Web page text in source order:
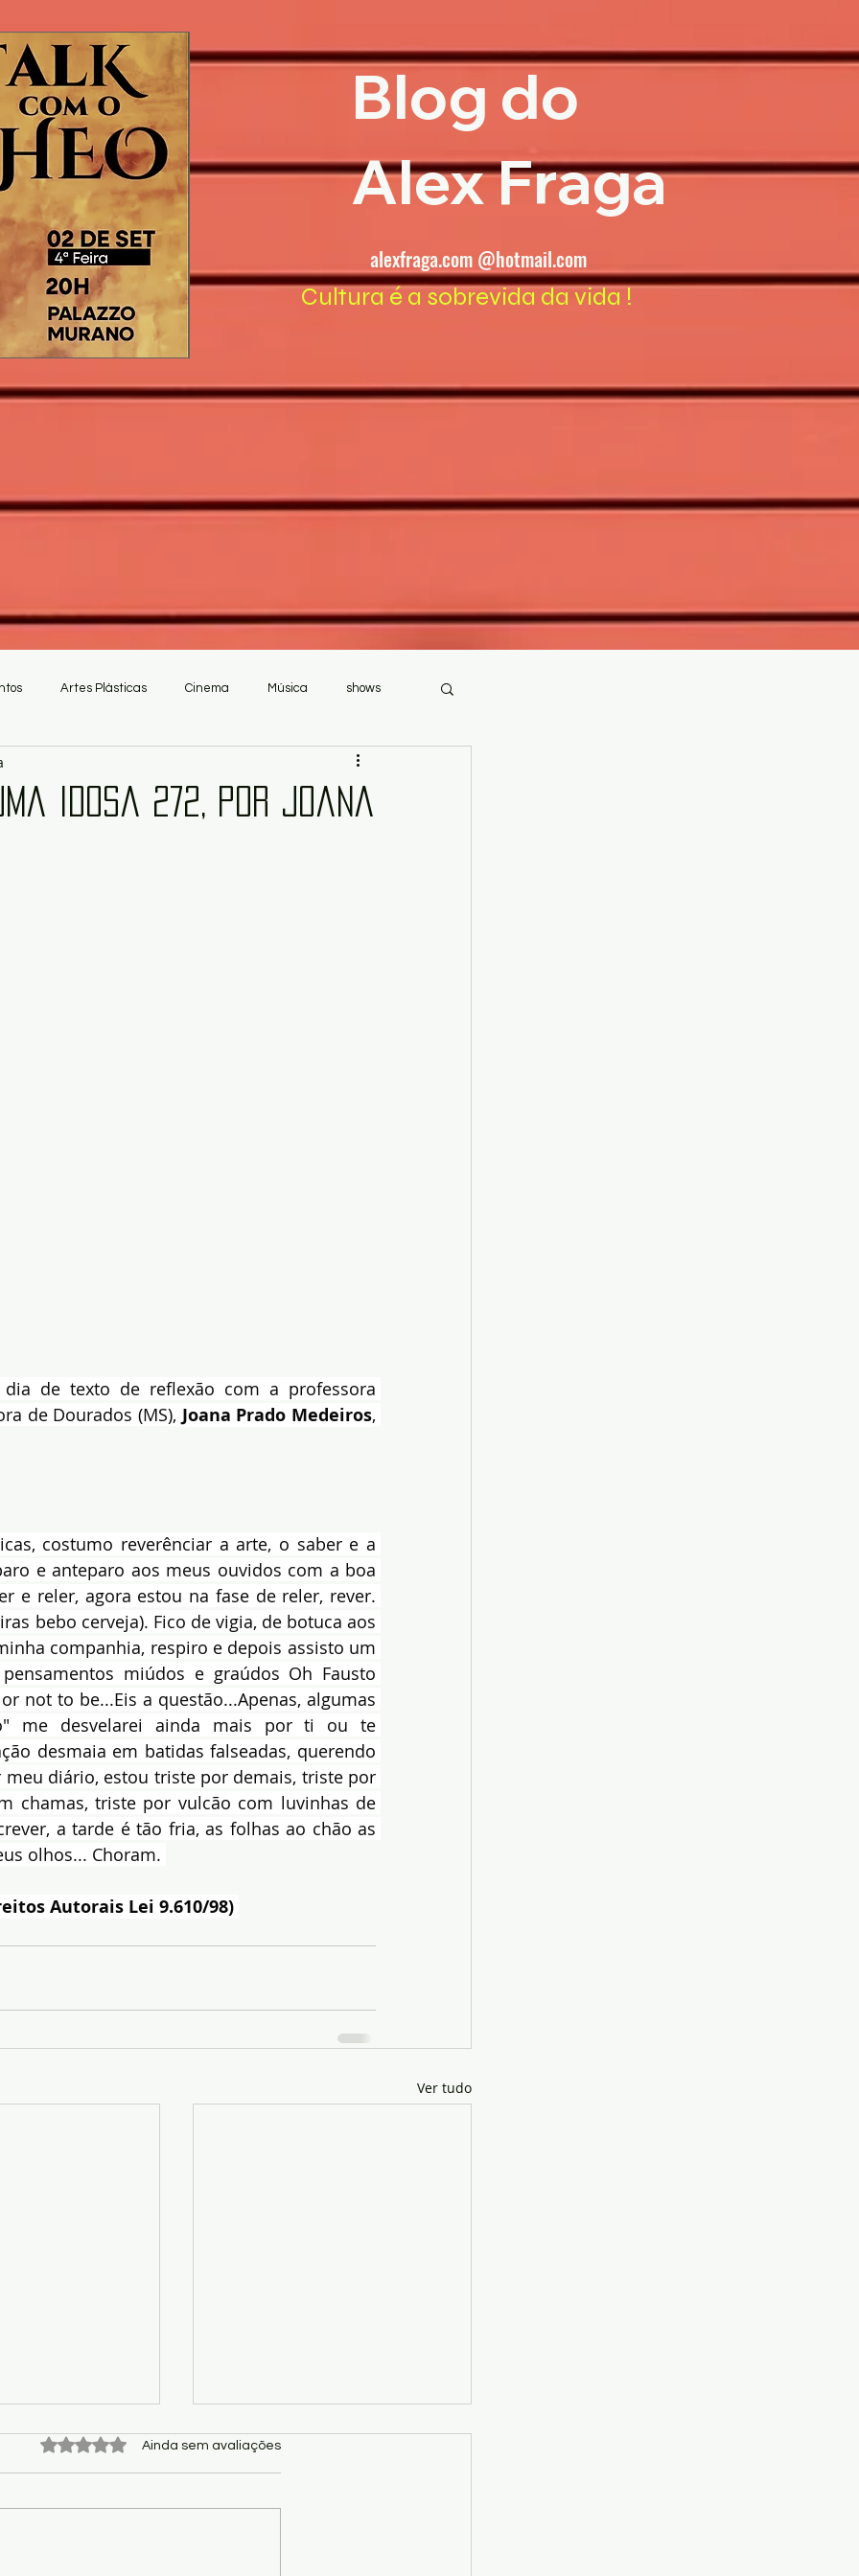
Blog do
Alex Fraga
alexfraga.com @hotmail.com
Cultura é a sobrevida da vida !
Artes Plásticas Cinema Música shows
Idosa 272, por Joana
dia de texto de reflexão com a professora
de Dourados (MS), Joana Prado Medeiros,
costumo reverênciar a arte, o saber e a
e anteparo aos meus ouvidos com a boa
e reler, agora estou na fase de reler, rever.
bebo cerveja). Fico de vigia, de botuca aos
companhia, respiro e depois assisto um
miúdos e graúdos Oh Fausto
not to be...Eis a questão...Apenas, algumas
me desvelarei ainda mais por ti ou te
desmaia em batidas falseadas, querendo
diário, estou triste por demais, triste por
chamas, triste por vulcão com luvinhas de
a tarde é tão fria, as folhas ao chão as
olhos... Choram.
Autorais Lei 9.610/98)
Ver tudo
Avaliado com 0 de 5 estrelas.
Ainda sem avaliações